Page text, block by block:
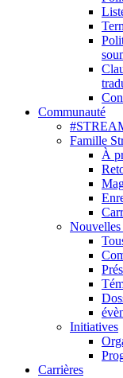
Communauté
Famille
À
Nouvelles
Initiatives
Carrières